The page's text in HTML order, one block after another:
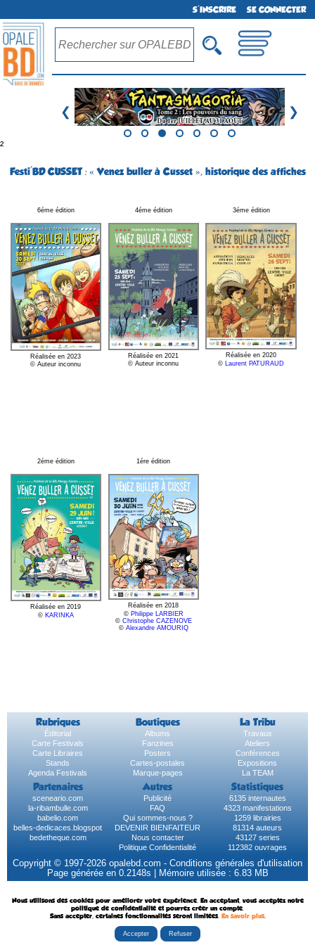
S'INSCRIRE SE CONNECTER
❮ ❯
²
Festi'BD CUSSET : « Venez buller à Cusset », historique des affiches
6éme édition
Réalisée en 2023
© Auteur inconnu
4éme édition
Réalisée en 2021
© Auteur inconnu
3éme édition
Réalisée en 2020
© Laurent PATURAUD
2éme édition
Réalisée en 2019
© KARINKA
1ére édition
Réalisée en 2018
© Philippe LARBIER
© Christophe CAZENOVE
© Alexandre AMOURIQ
Rubriques Boutiques La Tribu
Éditorial Albums
Travaux
Carte Festivals
Fanzines
Ateliers
Carte Libraires
Posters
Conférences
Stands
Cartes-postales
Expositions
Agenda Festivals
Marque-pages La TEAM
Partenaires Autres Statistiques
sceneario.com Publicité
6135 internautes
la-ribambulle.com
FAQ
4323 manifestations
babelio.com
Qui sommes-nous ?
1259 librairies
belles-dedicaces.blogspot
DEVENIR BIENFAITEUR
81314 auteurs
bedetheque.com
Nous contacter
43127 series
Politique Confidentialité
112382 ouvrages
Copyright © 1997-2026 opalebd.com - Conditions générales d'utilisation
Page générée en 0.2148s | Mémoire utilisée : 6.83 MB
Nous utilisons des cookies pour améliorer votre expérience. En acceptant, vous acceptez notre
politique de confidentialité et pourrez créer un compte.
Sans accepter, certaines fonctionnalités seront limitées. En savoir plus.
Accepter Refuser